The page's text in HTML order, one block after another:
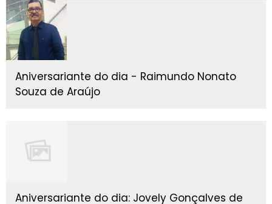
Aniversariante do dia - Raimundo Nonato
Souza de Araújo
Aniversariante do dia: Jovely Gonçalves de